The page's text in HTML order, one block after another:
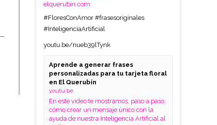
elquerubin.com
#FloresConAmor #frasesoriginales
#InteligenciaArtificial
youtu.be/nueb39lTynk
Aprende a generar frases
personalizadas para tu tarjeta floral
en El Querubín
youtu.be
En este video te mostramos, paso a paso,
cómo crear un mensaje único con la
ayuda de nuestra Inteligencia Artificial al